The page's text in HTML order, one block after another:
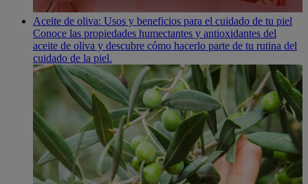
Aceite de oliva: Usos y beneficios para el cuidado de tu piel
Conoce las propiedades humectantes y antioxidantes del
aceite de oliva y descubre cómo hacerlo parte de tu rutina del
cuidado de la piel.